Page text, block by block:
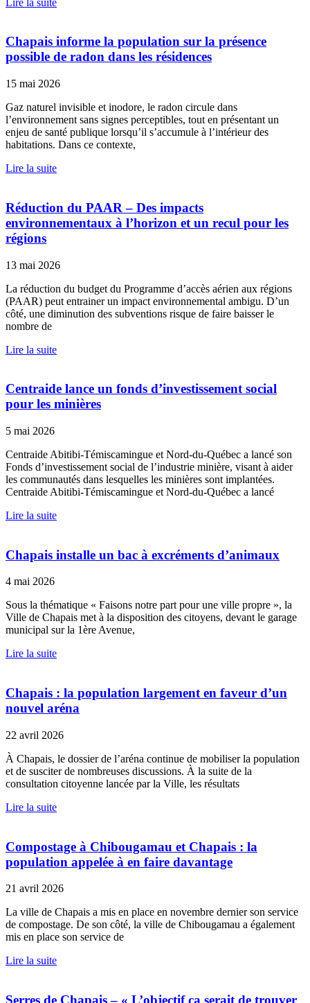
Chapais informe la population sur la présence
possible de radon dans les résidences
15 mai 2026
Gaz naturel invisible et inodore, le radon circule dans
l’environnement sans signes perceptibles, tout en présentant un
enjeu de santé publique lorsqu’il s’accumule à l’intérieur des
habitations. Dans ce contexte,
Lire la suite
Réduction du PAAR – Des impacts
environnementaux à l’horizon et un recul pour les
régions
13 mai 2026
La réduction du budget du Programme d’accès aérien aux régions
(PAAR) peut entrainer un impact environnemental ambigu. D’un
côté, une diminution des subventions risque de faire baisser le
nombre de
Lire la suite
Centraide lance un fonds d’investissement social
pour les minières
5 mai 2026
Centraide Abitibi-Témiscamingue et Nord-du-Québec a lancé son
Fonds d’investissement social de l’industrie minière, visant à aider
les communautés dans lesquelles les minières sont implantées.
Centraide Abitibi-Témiscamingue et Nord-du-Québec a lancé
Lire la suite
Chapais installe un bac à excréments d’animaux
4 mai 2026
Sous la thématique « Faisons notre part pour une ville propre », la
Ville de Chapais met à la disposition des citoyens, devant le garage
municipal sur la 1ère Avenue,
Lire la suite
Chapais : la population largement en faveur d’un
nouvel aréna
22 avril 2026
À Chapais, le dossier de l’aréna continue de mobiliser la population
et de susciter de nombreuses discussions. À la suite de la
consultation citoyenne lancée par la Ville, les résultats
Lire la suite
Compostage à Chibougamau et Chapais : la
population appelée à en faire davantage
21 avril 2026
La ville de Chapais a mis en place en novembre dernier son service
de compostage. De son côté, la ville de Chibougamau a également
mis en place son service de
Lire la suite
Serres de Chapais – « L’objectif ça serait de trouver